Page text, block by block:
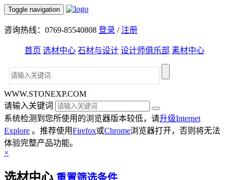
Toggle navigation
咨询热线：0769-85540808 登录 /注册
首页 选材中心 石材与设计 设计师俱乐部 素材中心
WWW.STONEXP.COM
请输入关键词
系统检测到您所使用的浏览器版本较低，请升级Internet
Explore 。推荐使用Firefox或Chrome浏览器打开，否则将无法
体验完整产品功能。
×